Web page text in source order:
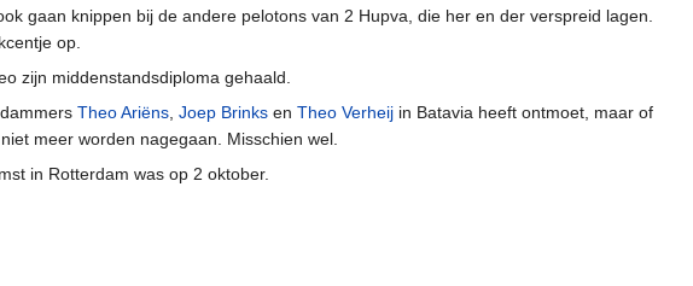
gaan knippen bij de andere pelotons van 2 Hupva, die her en der verspreid lagen.
op.
zijn middenstandsdiploma gehaald.
Theo Ariëns, Joep Brinksen Theo Verheijin Batavia heeft ontmoet, maar of
meer worden nagegaan. Misschien wel.
in Rotterdam was op 2 oktober.